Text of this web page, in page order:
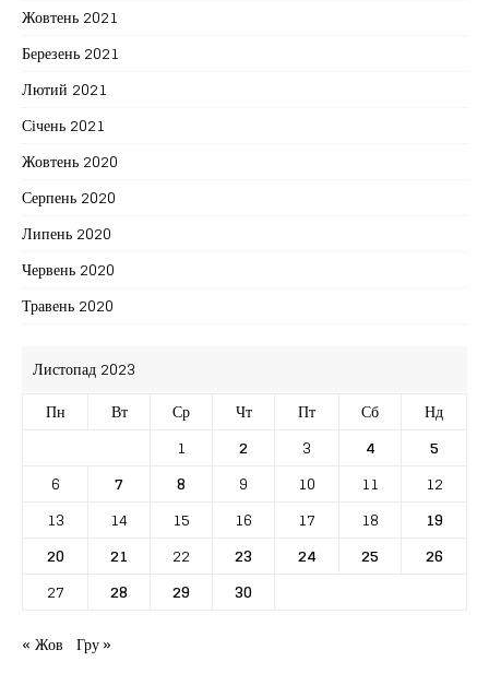
Жовтень 2021
Березень 2021
Лютий 2021
Січень 2021
Жовтень 2020
Серпень 2020
Липень 2020
Червень 2020
Травень 2020
Листопад 2023
Пн
Вт Ср Чт Пт Сб
Нд
1
2 3 4
5
6
7 8 9 10 11
12
13
14 15 16 17 18
19
20
21 22 23 24 25
26
27
28 29
30
« Жов Гру »